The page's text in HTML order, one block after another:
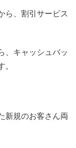
ら、割引サービス
、キャッシュバッ
新規のお客さん両